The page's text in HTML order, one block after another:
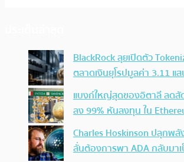
BlackRock ลุยเปิดตัว
ตลาดเงินยุโรปมูลค่า 3.11 แ
แบงก์ใหญ่สุดของอิตาลี ลดสั
ลง 99% หันลงทุน ใน
Charles Hoskinson ปลุกพ
ลั่นต้องการพา ADA กลับมา